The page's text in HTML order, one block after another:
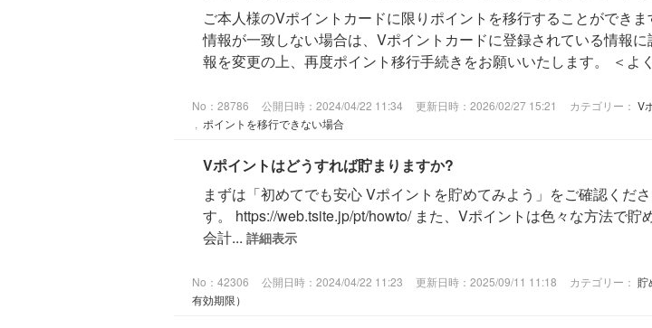
ご本人様のVポイントカードに限りポイントを移行することができ
情報が一致しない場合は、Vポイントカードに登録されている情報
報を変更の上、再度ポイント移行手続きをお願いいたします。 ＜よ
No：28786 公開日時：2024/04/22 11:34 更新日時：2026/02/27 15:21 カテゴリー： V
ポイントを移行できない場合
Vポイントはどうすれば貯まりますか?
まずは「初めてでも安心 Vポイントを貯めてみよう」をご確認くだ
す。 https://web.tsite.jp/pt/howto/ また、Vポイントは色々な方法で
会計... 詳細表示
No：42306 公開日時：2024/04/22 11:23 更新日時：2025/09/11 11:18 カテゴリー： 貯
有効期限）